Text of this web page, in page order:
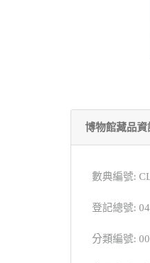
博物館藏品資
數典編號:
登記總號:
分類編號: